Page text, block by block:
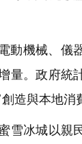
動機械、儀
量。政府統
造與本地消
雪冰城以親